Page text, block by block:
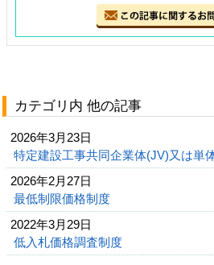
カテゴリ内 他の記事
2026年3月23日
特定建設工事共同企業体(JV)又は単
2026年2月27日
最低制限価格制度
2022年3月29日
低入札価格調査制度